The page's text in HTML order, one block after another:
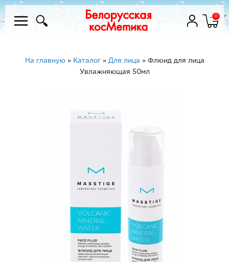
0
На главную» Каталог» Для лица » Флюид для лица
Увлажняющая 50мл